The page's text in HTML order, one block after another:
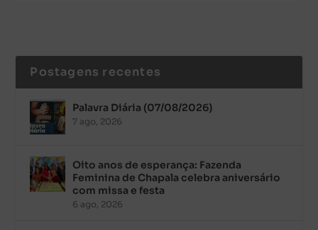
Postagens recentes
Palavra Diária (07/08/2026)
7 ago, 2026
Oito anos de esperança: Fazenda
Feminina de Chapala celebra aniversário
com missa e festa
6 ago, 2026